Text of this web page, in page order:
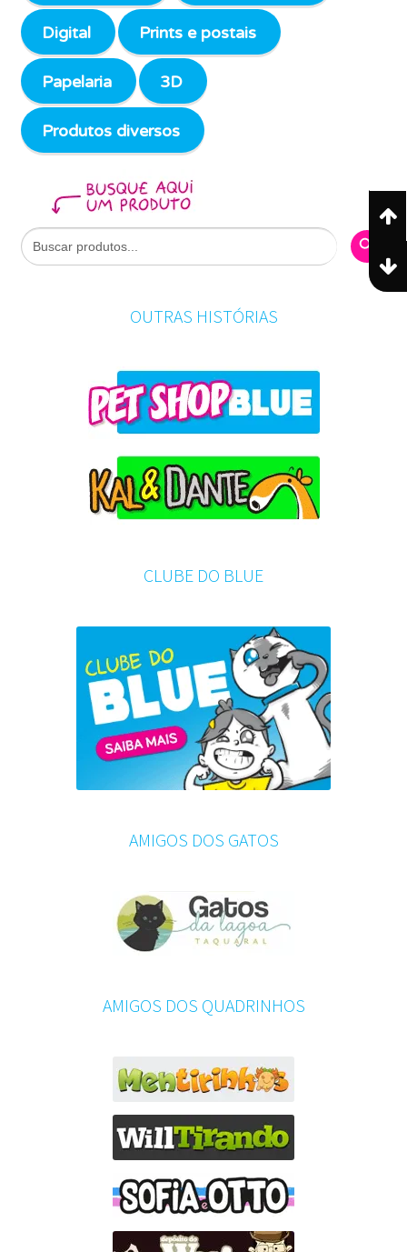
Digital Prints e postais
Papelaria 3D
Produtos diversos
Search
for:
Search
OUTRAS HISTÓRIAS
CLUBE DO BLUE
AMIGOS DOS GATOS
AMIGOS DOS QUADRINHOS